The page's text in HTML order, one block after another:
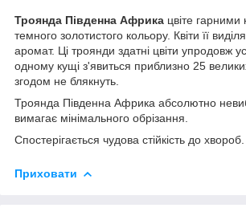
Троянда Південна Африка цвіте
темного золотистого кольору. Квіти її
аромат. Ці троянди здатні цвіти упродовж
одному кущі з'явиться приблизно 25
згодом не блякнуть.
Троянда Південна Африка абсолютно
вимагає мінімального обрізання.
Спостерігається чудова стійкість до хвороб.
Приховати